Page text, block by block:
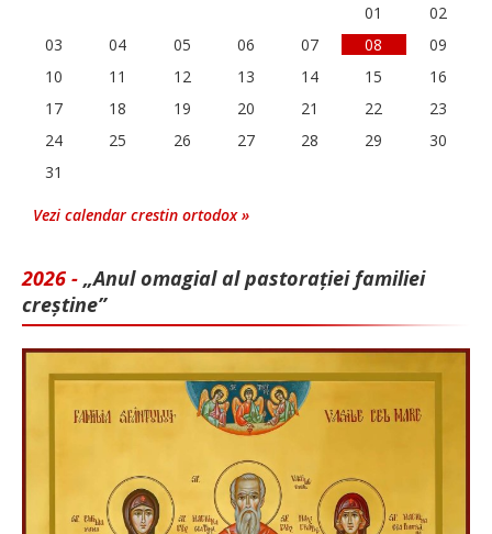
01
02
03
04 05 06 07 08
09
10
11 12 13 14 15
16
17
18 19 20 21 22
23
24
25 26 27 28 29
30
31
Vezi calendar crestin ortodox »
2026 - „Anul omagial al pastorației familiei
creștine”